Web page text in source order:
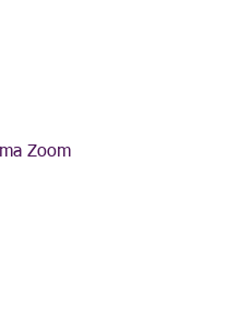
Zoom